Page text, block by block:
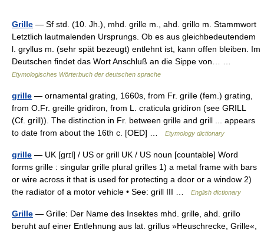
Grille — Sf std. (10. Jh.), mhd. grille m., ahd. grillo m. Stammwort
Letztlich lautmalenden Ursprungs. Ob es aus gleichbedeutendem
l. gryllus m. (sehr spät bezeugt) entlehnt ist, kann offen bleiben. Im
Deutschen findet das Wort Anschluß an die Sippe von… …
Etymologisches Wörterbuch der deutschen sprache
grille — ornamental grating, 1660s, from Fr. grille (fem.) grating,
from O.Fr. greille gridiron, from L. craticula gridiron (see GRILL
(Cf. grill)). The distinction in Fr. between grille and grill ... appears
to date from about the 16th c. [OED] …
Etymology dictionary
grille — UK [ɡrɪl] / US or grill UK / US noun [countable] Word
forms grille : singular grille plural grilles 1) a metal frame with bars
or wire across it that is used for protecting a door or a window 2)
the radiator of a motor vehicle • See: grill III …
English dictionary
Grille — Grille: Der Name des Insektes mhd. grille, ahd. grillo
beruht auf einer Entlehnung aus lat. grillus »Heuschrecke, Grille«,